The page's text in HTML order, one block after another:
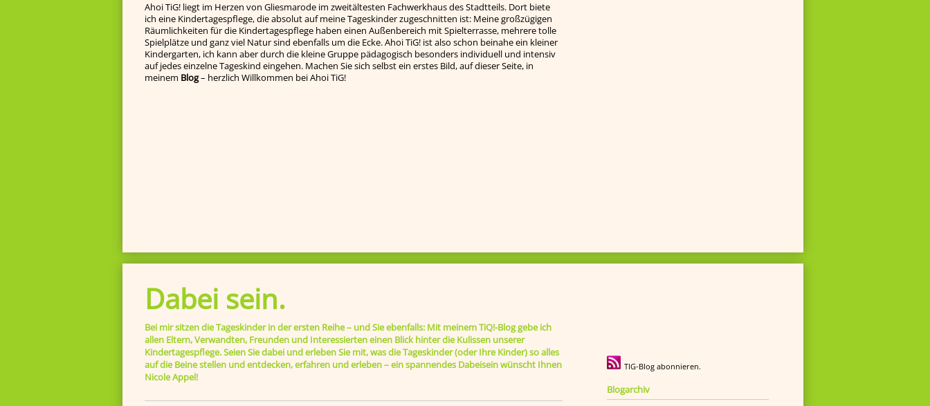
Ahoi TiG! liegt im Herzen von Gliesmarode im zweitältesten Fachwerkhaus des Stadtteils. Dort biete
ich eine Kindertagespflege, die absolut auf meine Tageskinder zugeschnitten ist: Meine großzügigen
Räumlichkeiten für die Kindertagespflege haben einen Außenbereich mit Spielterrasse, mehrere tolle
Spielplätze und ganz viel Natur sind ebenfalls um die Ecke. Ahoi TiG! ist also schon beinahe ein kleiner
Kindergarten, ich kann aber durch die kleine Gruppe pädagogisch besonders individuell und intensiv
auf jedes einzelne Tageskind ein­gehen. Machen Sie sich selbst ein erstes Bild, auf dieser Seite, in
meinem Blog– herzlich Willkommen bei Ahoi TiG!
TIG-Blog abonnieren.
Blogarchiv
Dabei sein.
Bei mir sitzen die Tageskinder in der ersten Reihe – und Sie ebenfalls: Mit meinem TiQ!-Blog gebe ich
allen Eltern, Verwandten, Freunden und Interessierten einen Blick hinter die Kulissen unserer
Kindertagespflege. Seien Sie dabei und erleben Sie mit, was die Tageskinder (oder Ihre Kinder) so alles
auf die Beine stellen und entdecken, erfahren und erleben – ein spannendes Dabeisein wünscht Ihnen
Nicole Appel!